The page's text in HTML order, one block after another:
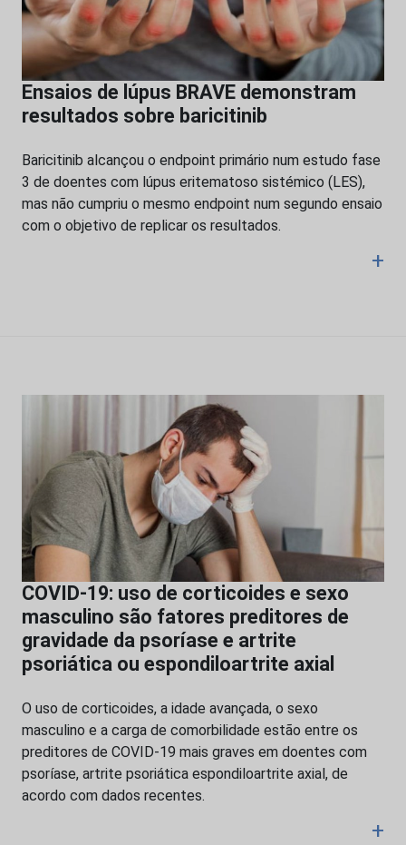
Ensaios de lúpus BRAVE demonstram
resultados sobre baricitinib
Baricitinib alcançou o endpoint primário num estudo fase
3 de doentes com lúpus eritematoso sistémico (LES),
mas não cumpriu o mesmo endpoint num segundo ensaio
com o objetivo de replicar os resultados.
+
COVID-19: uso de corticoides e sexo
masculino são fatores preditores de
gravidade da psoríase e artrite
psoriática ou espondiloartrite axial
O uso de corticoides, a idade avançada, o sexo
masculino e a carga de comorbilidade estão entre os
preditores de COVID-19 mais graves em doentes com
psoríase, artrite psoriática espondiloartrite axial, de
acordo com dados recentes.
+